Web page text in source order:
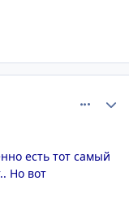
есть тот самый
Но вот